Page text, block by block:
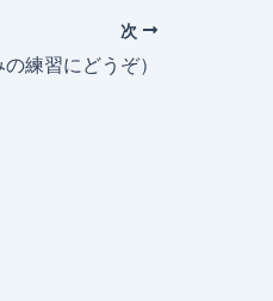
次
練習にどうぞ）